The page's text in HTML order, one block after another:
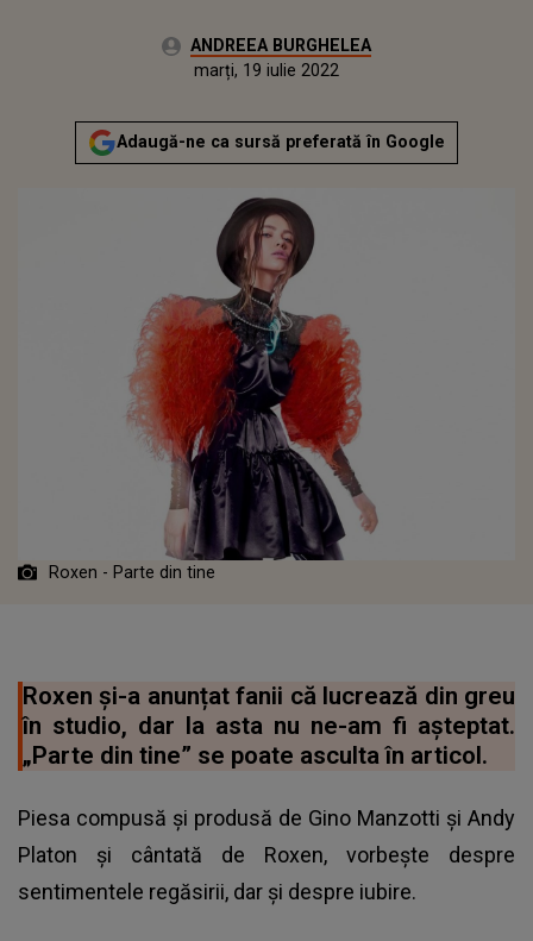
Autor:ANDREEA BURGHELEA
Actualizat:
marți, 19 iulie 2022
Adaugă-ne ca sursă preferată în Google
Roxen - Parte din tine
Roxen și-a anunțat fanii că lucrează din greu
în studio, dar la asta nu ne-am fi așteptat.
„Parte din tine” se poate asculta în articol.
Piesa compusă și produsă de Gino Manzotti și Andy
Platon și cântată de Roxen, vorbește despre
sentimentele regăsirii, dar și despre iubire.